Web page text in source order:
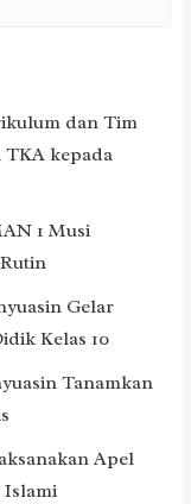
dan Tim
TKA kepada
1 Musi
Gelar
Kelas 10
Tanamkan
Apel
Islami